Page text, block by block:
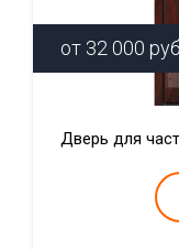
от 32 000 руб.
Дверь для